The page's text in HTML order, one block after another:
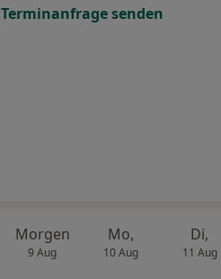
Terminanfrage senden
Morgen
9 Aug
Mo,
10 Aug
Di,
11 Aug